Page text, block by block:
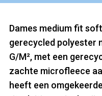
Dames medium fit
gerecycled polyester
G/M², met een
zachte microfleece
heeft een